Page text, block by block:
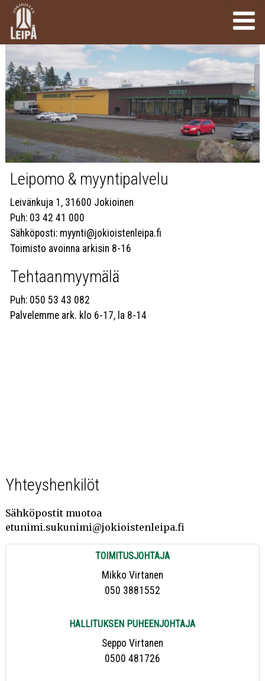
Leipomo & myyntipalvelu
Leivänkuja 1, 31600 Jokioinen
Puh: 03 42 41 000
Sähköposti: myynti@jokioistenleipa.fi
Toimisto avoinna arkisin 8-16
Tehtaanmyymälä
Puh: 050 53 43 082
Palvelemme ark. klo 6-17, la 8-14
Yhteyshenkilöt
Sähköpostit muotoa
etunimi.sukunimi@jokioistenleipa.fi
TOIMITUSJOHTAJA
Mikko Virtanen
050 3881552
HALLITUKSEN PUHEENJOHTAJA
Seppo Virtanen
0500 481726